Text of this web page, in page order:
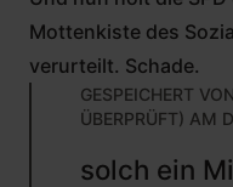
Mottenkiste des
verurteilt. Schade.
GESPEICHERT VON
ÜBERPRÜFT) AM
AUF
solch ein